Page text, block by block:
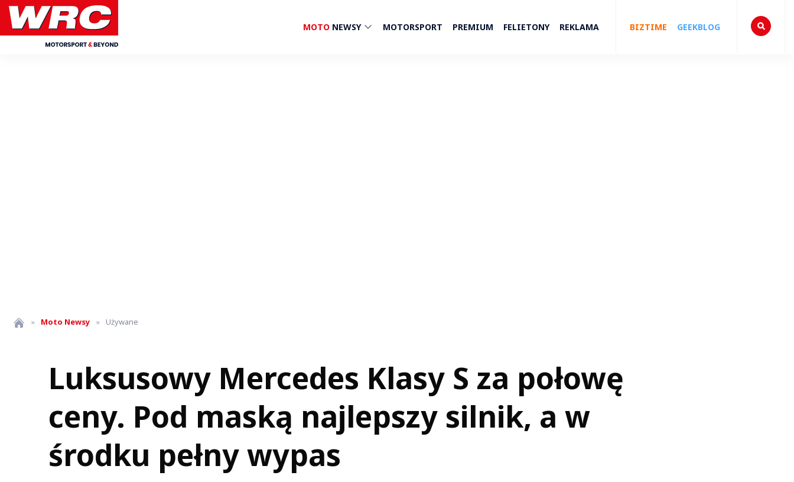
MOTO NEWSY MOTORSPORT PREMIUM FELIETONY REKLAMA BIZTIME GEEKBLOG
» Moto Newsy » Używane
Luksusowy Mercedes Klasy S za połowę
ceny. Pod maską najlepszy silnik, a w
środku pełny wypas